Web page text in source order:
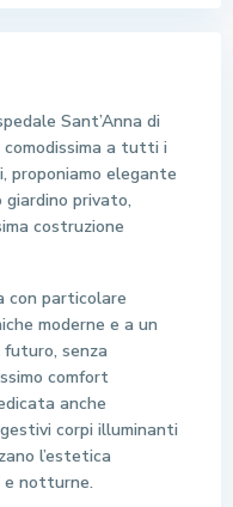
Sant’Anna di
a tutti i
proponiamo elegante
privato,
costruzione
con particolare
moderne e a un
senza
comfort
anche
corpi illuminanti
l’estetica
e notturne.